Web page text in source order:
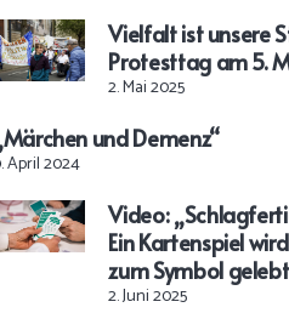
Vielfalt ist unsere
Protesttag am 5.
2. Mai 2025
und Demenz“
April 2024
Video:
Ein Kartenspiel
zum Symbol
2. Juni 2025